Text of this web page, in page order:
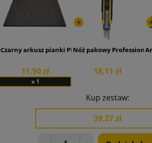
Czarny arkusz pianki PE 800x600x10
11,50 zł
x 1
Nóż pakowy Professional
18,11 zł
Kup zestaw:
39,27 zł